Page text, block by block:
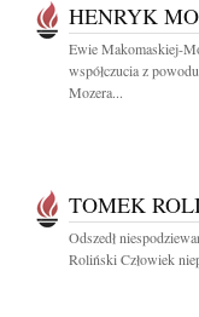
HENRYK
Ewie Makomaskiej-
współczucia z
Mozera...
TOMEK
Odszedł
Roliński Człowiek